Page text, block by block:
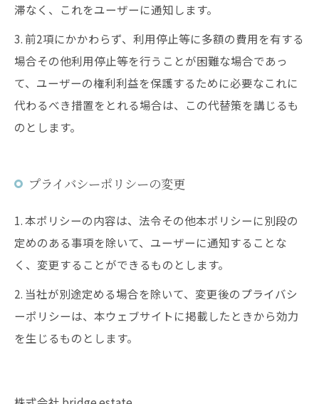
滞なく、これをユーザーに通知します。
3. 前2項にかかわらず、利用停止等に多額の費用を有する
場合その他利用停止等を行うことが困難な場合であっ
て、ユーザーの権利利益を保護するために必要なこれに
代わるべき措置をとれる場合は、この代替策を講じるも
のとします。
プライバシーポリシーの変更
1. 本ポリシーの内容は、法令その他本ポリシーに別段の
定めのある事項を除いて、ユーザーに通知することな
く、変更することができるものとします。
2. 当社が別途定める場合を除いて、変更後のプライバシ
ーポリシーは、本ウェブサイトに掲載したときから効力
を生じるものとします。